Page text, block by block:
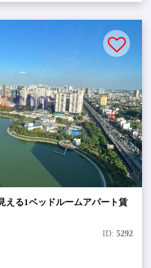
える1ベッドルームアパート賃
ID: 5292